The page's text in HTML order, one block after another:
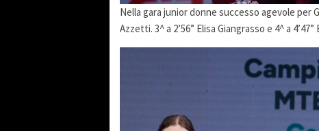
Nella gara junior donne successo agevole per
Azzetti. 3^ a 2’56” Elisa Giangrasso e 4^ a 4’47”